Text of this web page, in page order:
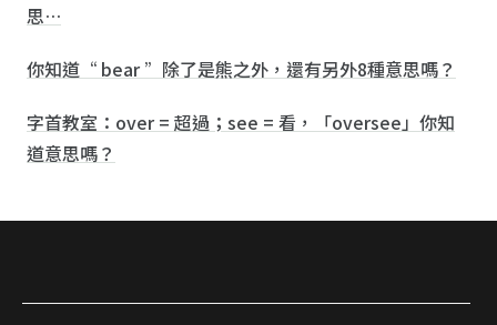
思…
你知道“ bear ”除了是熊之外，還有另外8種意思嗎？
字首教室：over = 超過；see = 看，「oversee」你知
道意思嗎？